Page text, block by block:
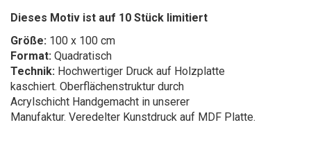
Dieses Motiv ist auf 10 Stück limitiert
Größe: 100 x 100 cm
Format: Quadratisch
Technik: Hochwertiger Druck auf Holzplatte
kaschiert. Oberflächenstruktur durch
Acrylschicht Handgemacht in unserer
Manufaktur. Veredelter Kunstdruck auf MDF Platte.